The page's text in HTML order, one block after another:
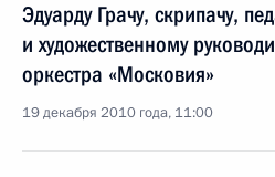
Эдуарду Грачу, скрипачу,
и художественному
оркестра «Московия»
19 декабря 2010 года, 11:00